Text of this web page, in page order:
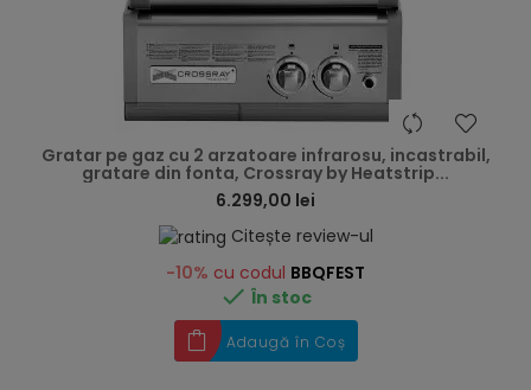
Gratar pe gaz cu 2 arzatoare infrarosu, incastrabil,
gratare din fonta, Crossray by Heatstrip...
6.299,00 lei
Citește review-ul
-10% cu codul BBQFEST
 În stoc
Adaugă în Coș